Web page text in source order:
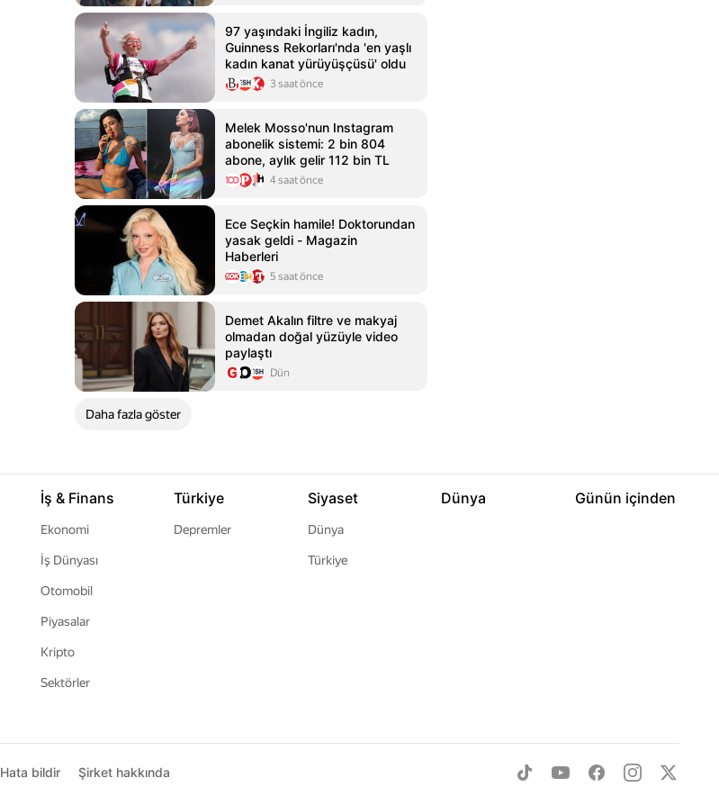
97 yaşındaki İngiliz kadın,
Guinness Rekorları'nda 'en yaşlı
kadın kanat yürüyüşçüsü' oldu
3 saat önce
Melek Mosso'nun Instagram
abonelik sistemi: 2 bin 804
abone, aylık gelir 112 bin TL
4 saat önce
Ece Seçkin hamile! Doktorundan
yasak geldi - Magazin
Haberleri
5 saat önce
Demet Akalın filtre ve makyaj
olmadan doğal yüzüyle video
paylaştı
Dün
Daha fazla göster
İş & Finans
Ekonomi
İş Dünyası
Otomobil
Piyasalar
Kripto
Sektörler
Türkiye
Depremler
Siyaset
Dünya
Türkiye
Dünya Günün içinden
Hata bildir Şirket hakkında